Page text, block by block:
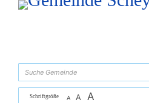
Zum Inhalt, zur Navigationoder zur Startseite
Schriftgröße A A A